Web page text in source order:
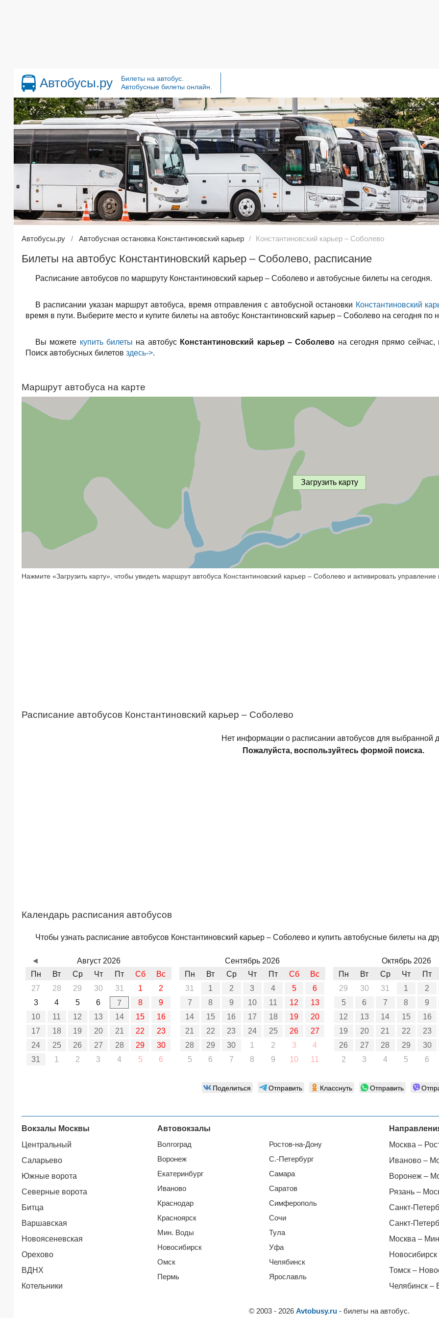
Автобусы.ру
Билеты на автобус.
Автобусные билеты онлайн.
Автобусы.ру Автобусная остановка Константиновский карьер Константиновский карьер – Соболево
Билеты на автобус Константиновский карьер – Соболево, расписание
Расписание автобусов по маршруту Константиновский карьер – Соболево и автобусные билеты на сегодня.
В расписании указан маршрут автобуса, время отправления с автобусной остановки Константиновский
время в пути. Выберите место и купите билеты на автобус Константиновский карьер – Соболево на сегодня по
Вы можете купить билеты на автобус Константиновский карьер – Соболево на сегодня прямо
Поиск автобусных билетов здесь->.
Маршрут автобуса на карте
Загрузить карту
Нажмите «Загрузить карту», чтобы увидеть маршрут автобуса Константиновский карьер – Соболево и активировать управление
Расписание автобусов Константиновский карьер – Соболево
Нет информации о расписании автобусов для выбранной
Пожалуйста, воспользуйтесь формой поиска.
Календарь расписания автобусов
Чтобы узнать расписание автобусов Константиновский карьер – Соболево и купить автобусные билеты на
Август 2026
Пн
Вт Ср Чт Пт Сб
Вс
27
28 29 30 31 1
2
3
4 5 6 7 8
9
10
11 12 13 14 15
16
17
18 19 20 21 22
23
24
25 26 27 28 29
30
31
1 2 3 4 5 6
Сентябрь 2026
Пн
Вт Ср Чт Пт Сб
Вс
31
1 2 3 4 5
6
7
8 9 10 11 12
13
14
15 16 17 18 19
20
21
22 23 24 25 26
27
28
29 30 1 2 3
4
5
6 7 8 9 10 11
Октябрь 2026
Пн
Вт Ср Чт
Пт
29
30 31 1
2
5
6 7 8
9
12
13 14 15
16
19
20 21 22
23
26
27 28 29
30
2
3 4 5 6
◄
Поделиться Отправить Класснуть Отправить
Вокзалы Москвы
Центральный
Саларьево
Южные ворота
Северные ворота
Битца
Варшавская
Новоясеневская
Орехово
ВДНХ
Котельники
Автовокзалы
Волгоград
Воронеж
Екатеринбург
Иваново
Краснодар
Красноярск
Мин. Воды
Новосибирск
Омск
Пермь
Ростов-на-Дону
С.-Петербург
Самара
Саратов
Симферополь
Сочи
Тула
Уфа
Челябинск
Ярославль
Москва –
Иваново –
Воронеж –
Рязань –
Санкт-
Санкт-
Москва –
Томск –
Челябинск –
© 2003 - 2026 Avtobusy.ru - билеты на автобус.